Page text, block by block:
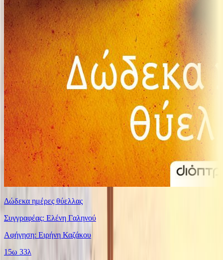
Δώδεκα ημέρες θύελλας
Συγγραφέας: Ελένη Γαληνού
Αφήγηση: Ειρήνη Καζάκου
15ω 33λ